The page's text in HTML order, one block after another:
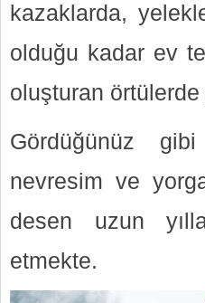
kazaklarda,
olduğu kadar ev
oluşturan örtülerde
Gördüğünüz
nevresim ve
desen uzun
etmekte.